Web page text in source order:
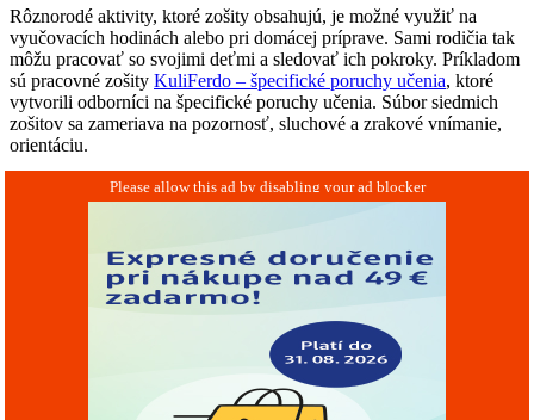
Rôznorodé aktivity, ktoré zošity obsahujú, je možné využiť na
vyučovacích hodinách alebo pri domácej príprave. Sami rodičia tak
môžu pracovať so svojimi deťmi a sledovať ich pokroky. Príkladom
sú pracovné zošity KuliFerdo – špecifické poruchy učenia, ktoré
vytvorili odborníci na špecifické poruchy učenia. Súbor siedmich
zošitov sa zameriava na pozornosť, sluchové a zrakové vnímanie,
orientáciu.